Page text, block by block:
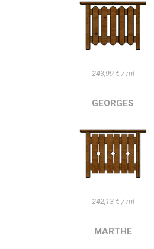
243,99 € / ml
GEORGES
242,13 € / ml
MARTHE